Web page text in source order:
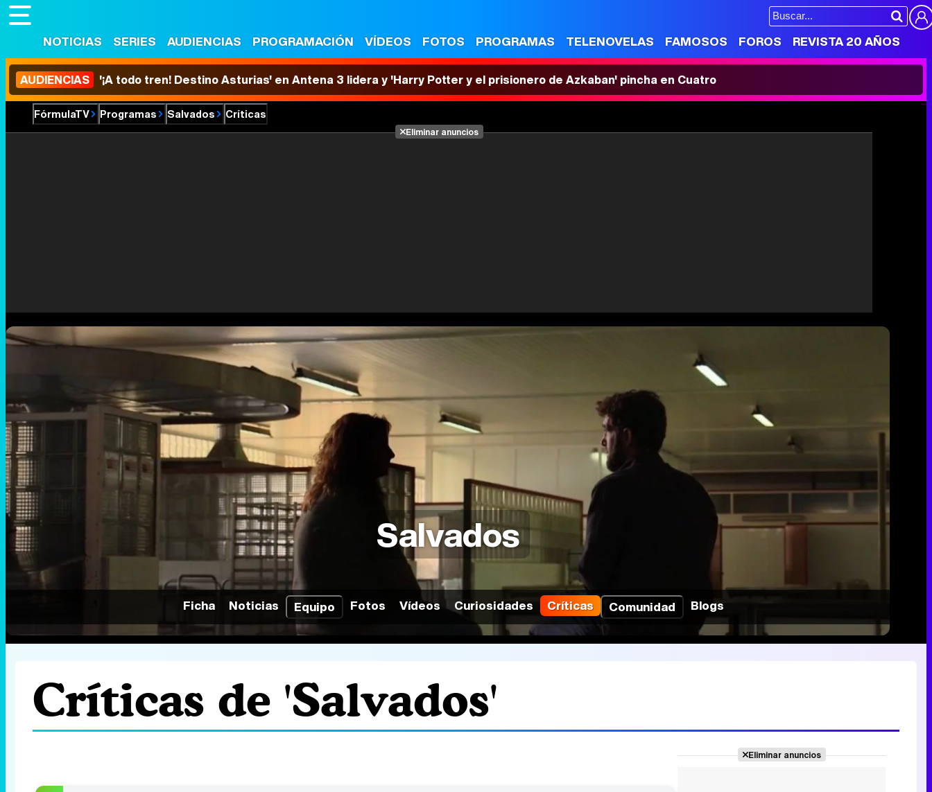
NOTICIAS SERIES AUDIENCIAS PROGRAMACIÓN VÍDEOS FOTOS PROGRAMAS TELENOVELAS FAMOSOS FOROS REVISTA 20 AÑOS
AUDIENCIAS '¡A todo tren! Destino Asturias' en Antena 3 lidera y 'Harry Potter y el prisionero de Azkaban' pincha en Cuatro
FórmulaTV Programas Salvados Críticas
Eliminar anuncios
Salvados
Ficha Noticias Equipo Fotos Vídeos Curiosidades Críticas Comunidad Blogs
Críticas de 'Salvados'
Eliminar anuncios